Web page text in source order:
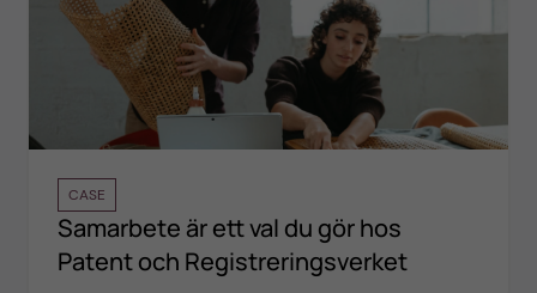
CASE
Samarbete är ett val du gör hos
Patent och Registreringsverket